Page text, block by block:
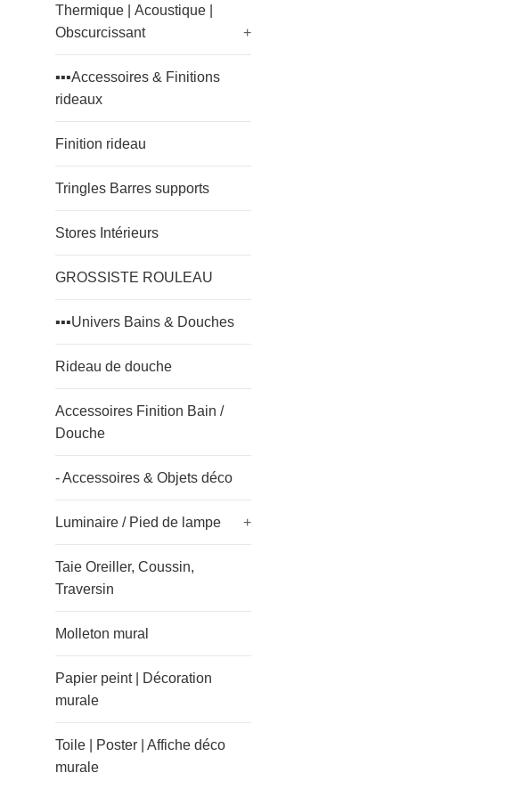
Thermique | Acoustique |
Obscurcissant
+
▪️▪️▪️Accessoires & Finitions
rideaux
Finition rideau
Tringles Barres supports
Stores Intérieurs
GROSSISTE ROULEAU
▪️▪️▪️Univers Bains & Douches
Rideau de douche
Accessoires Finition Bain /
Douche
- Accessoires & Objets déco
Luminaire / Pied de lampe +
Taie Oreiller, Coussin,
Traversin
Molleton mural
Papier peint | Décoration
murale
Toile | Poster | Affiche déco
murale